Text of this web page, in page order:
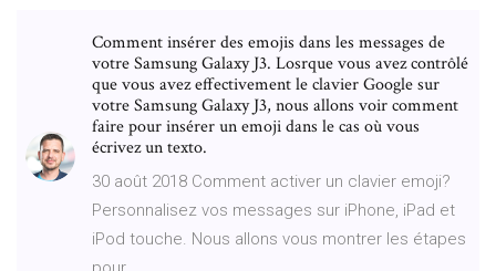
Comment insérer des emojis dans les messages de
votre Samsung Galaxy J3. Losrque vous avez contrôlé
que vous avez effectivement le clavier Google sur
votre Samsung Galaxy J3, nous allons voir comment
faire pour insérer un emoji dans le cas où vous
écrivez un texto.
30 août 2018 Comment activer un clavier emoji?
Personnalisez vos messages sur iPhone, iPad et
iPod touche. Nous allons vous montrer les étapes